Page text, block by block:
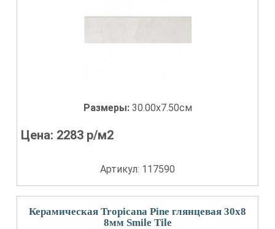
Размеры: 30.00x7.50см
Цена: 2283 р/м2
Артикул: 117590
Керамическая Tropicana Pine глянцевая 30x8
8мм Smile Tile